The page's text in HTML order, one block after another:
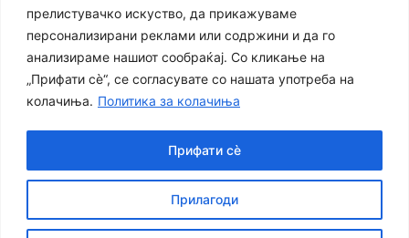
прелистувачко искуство, да прикажуваме
персонализирани реклами или содржини и да го
анализираме нашиот сообраќај. Со кликање на
„Прифати сè“, се согласувате со нашата употреба на
колачиња. Политика за колачиња
Прилагоди
Прифати сè
за заштита на печатени медиуми